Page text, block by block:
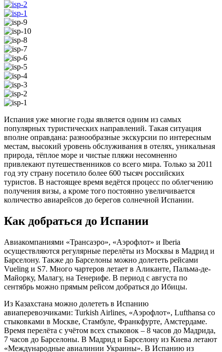
Испания уже многие годы является одним из самых
популярных туристических направлений. Такая ситуация
вполне оправдана: разнообразные экскурсии по интересным
местам, высокий уровень обслуживания в отелях, уникальная
природа, тёплое море и чистые пляжи несомненно
привлекают путешественников со всего мира. Только за 2011
год эту страну посетило более 600 тысяч российских
туристов. В настоящее время ведётся процесс по облегчению
получения визы, а кроме того постоянно увеличивается
количество авиарейсов до берегов солнечной Испании.
Как добраться до Испании
Авиакомпаниями «Трансаэро», «Аэрофлот» и Iberia
осуществляются регулярные перелёты из Москвы в Мадрид и
Барселону. Также до Барселоны можно долететь рейсами
Vueling и S7. Много чартеров летает в Аликанте, Пальма-де-
Майорку, Малагу, на Тенерифе. В период с августа по
сентябрь можно прямым рейсом добраться до Ибицы.
Из Казахстана можно долететь в Испанию
авиаперевозчиками: Turkish Airlines, «Аэрофлот», Lufthansa со
стыковками в Москве, Стамбуле, Франкфурте, Амстердаме.
Время перелёта с учётом всех стыковок – 8 часов до Мадрида,
7 часов до Барселоны. В Мадрид и Барселону из Киева летают
«Международные авиалинии Украины». В Испанию из